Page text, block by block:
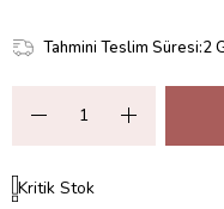
Tahmini Teslim Süresi:2
Kritik Stok